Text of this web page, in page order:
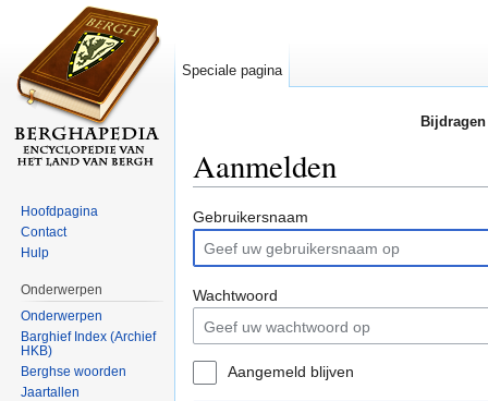
Aanmelden
Gebruikersnaam
Wachtwoord
Aangemeld blijven
Speciale pagina
Hoofdpagina
Contact
Hulp
Onderwerpen
Onderwerpen
Barghief Index (Archief
HKB)
Berghse woorden
Jaartallen